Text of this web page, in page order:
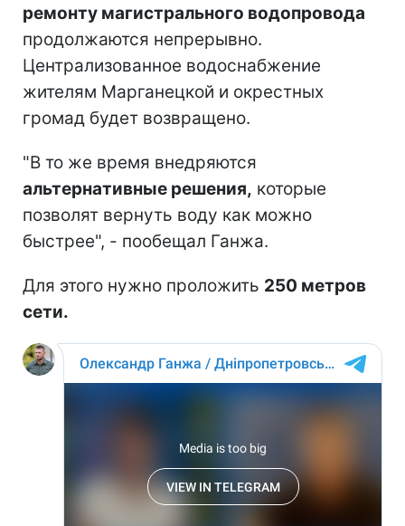
ремонту магистрального водопровода
продолжаются непрерывно.
Централизованное водоснабжение
жителям Марганецкой и окрестных
громад будет возвращено.
"В то же время внедряются
альтернативные решения, которые
позволят вернуть воду как можно
быстрее", - пообещал Ганжа.
Для этого нужно проложить 250 метров
сети.